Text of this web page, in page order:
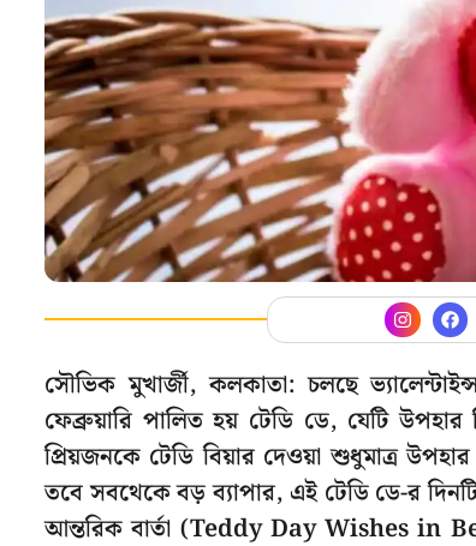
সৌভিক মুখার্জী, কলকাতা: চলছে
ফেব্রুয়ারি পালিত হয় টেডি ডে, যেটি উপহার
প্রিয়জনকে টেডি বিয়ার দেওয়া শুধুমাত্র
তবে সবথেকে বড় ব্যাপার, এই টেডি ডে-র
আন্তরিক বার্তা (Teddy Day Wishes in